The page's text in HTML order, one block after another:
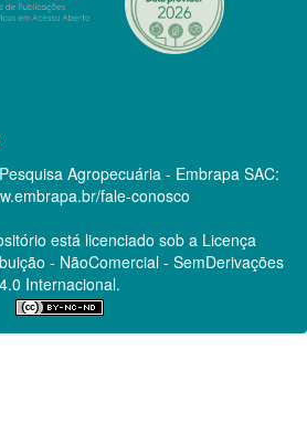
Agropecuária - Embrapa SAC:
fale-conosco
está licenciado sob a Licença
- NãoComercial - SemDerivações
4.0 Internacional.